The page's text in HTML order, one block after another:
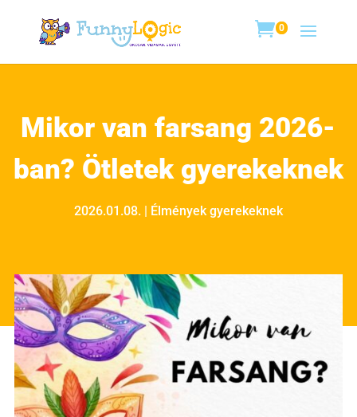
0
Mikor van farsang 2026-
ban? Ötletek gyerekeknek
2026.01.08.| Élmények gyerekeknek